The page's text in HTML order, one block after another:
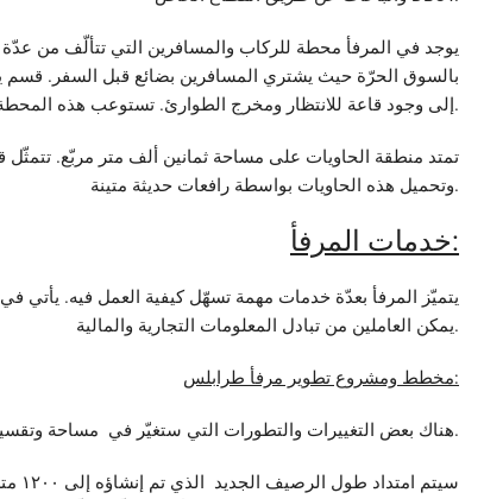
يوجد في المرفأ محطة للركاب والمسافرين التي تتألّف من
بالسوق الحرّة حيث يشتري المسافرين بضائع قبل السفر. قسم
إلى وجود قاعة للانتظار ومخرج الطوارئ. تستوعب هذه المحطة نحو مئة ألف مسافر سنويّاً.
وتحميل هذه الحاويات بواسطة رافعات حديثة متينة.
خدمات المرفأ:
يتميّز المرفأ بعدّة خدمات مهمة تسهّل كيفية العمل فيه. يأتي في
يمكن العاملين من تبادل المعلومات التجارية والمالية.
مخطط ومشروع تطوير مرفأ طرابلس:
هناك بعض التغييرات والتطورات التي ستغيّر في مساحة وتقسيم المرفأ و ستعمل على تكبير سعة استيعابه.